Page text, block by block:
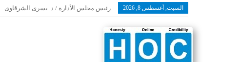
السبت, أغسطس 8, 2026 رئيس مجلس الأدارة / د. يسرى الشرقاوى